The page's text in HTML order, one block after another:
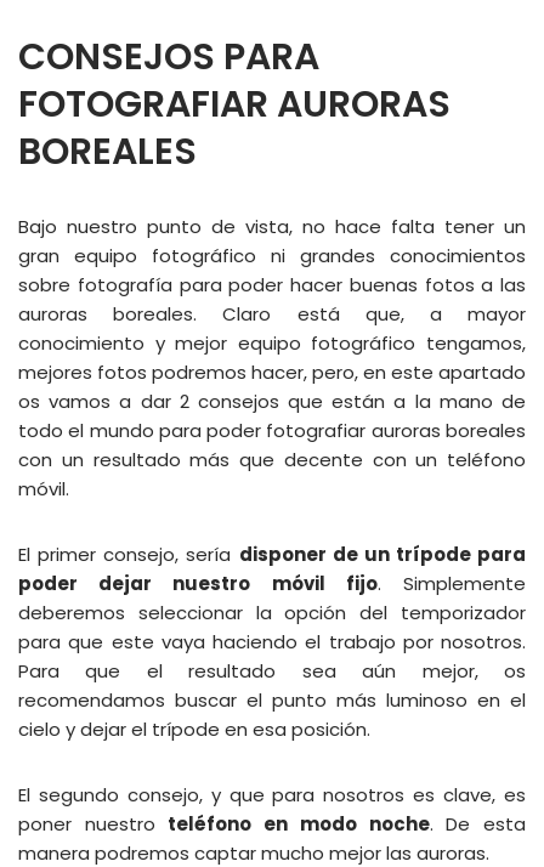
CONSEJOS PARA
FOTOGRAFIAR AURORAS
BOREALES
Bajo nuestro punto de vista, no hace falta tener un
gran equipo fotográfico ni grandes conocimientos
sobre fotografía para poder hacer buenas fotos a las
auroras boreales. Claro está que, a mayor
conocimiento y mejor equipo fotográfico tengamos,
mejores fotos podremos hacer, pero, en este apartado
os vamos a dar 2 consejos que están a la mano de
todo el mundo para poder fotografiar auroras boreales
con un resultado más que decente con un teléfono
móvil.
El primer consejo, sería disponer de un trípode para
poder dejar nuestro móvil fijo. Simplemente
deberemos seleccionar la opción del temporizador
para que este vaya haciendo el trabajo por nosotros.
Para que el resultado sea aún mejor, os
recomendamos buscar el punto más luminoso en el
cielo y dejar el trípode en esa posición.
El segundo consejo, y que para nosotros es clave, es
poner nuestro teléfono en modo noche. De esta
manera podremos captar mucho mejor las auroras.